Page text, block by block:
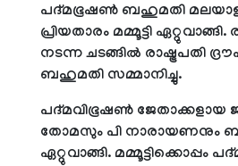
പദ്മഭൂഷണ്‍ ബഹുമതി
പ്രിയതാരം മമ്മൂട്ടി
നടന്ന ചടങ്ങില്‍ രാഷ്ട്രപതി
ബഹുമതി സമ്മാനിച്ചു.
പദ്മവിഭൂഷണ്‍ ജേതാക്കളായ
തോമസും പി നാരായണനും
ഏറ്റുവാങ്ങി. മമ്മൂട്ടിക്കൊപ്പം